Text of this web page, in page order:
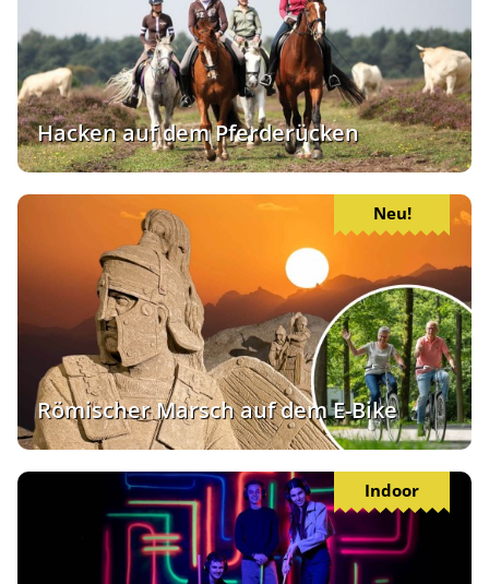
Hacken auf dem Pferderücken
Neu!
Römischer Marsch auf dem E-Bike
Indoor